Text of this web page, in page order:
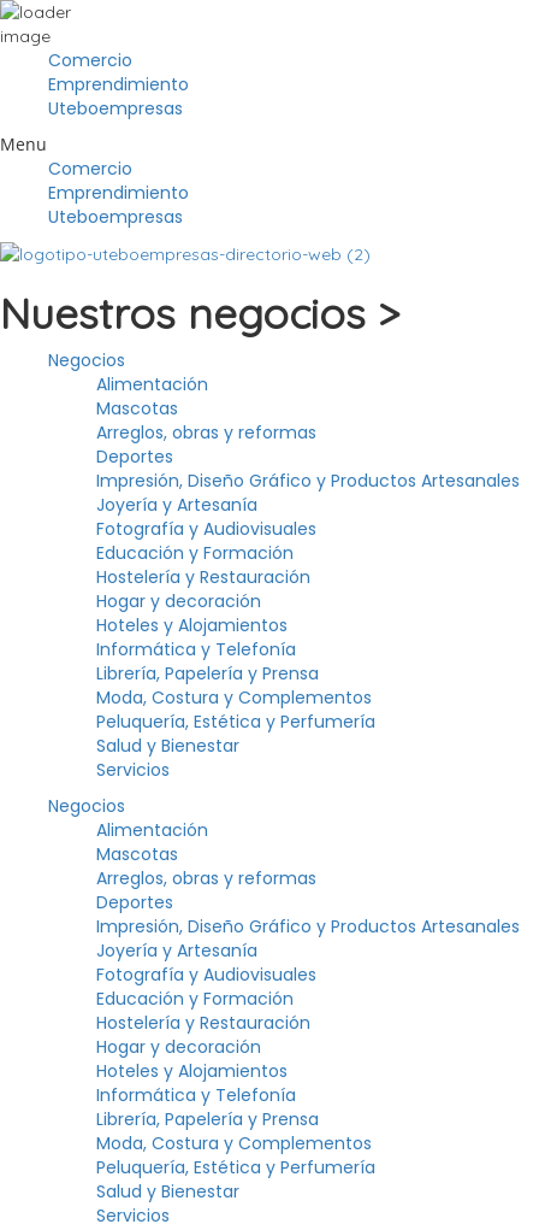
Comercio
Emprendimiento
Uteboempresas
Menu
Comercio
Emprendimiento
Uteboempresas
Nuestros negocios >
Negocios
Alimentación
Mascotas
Arreglos, obras y reformas
Deportes
Impresión, Diseño Gráfico y Productos Artesanales
Joyería y Artesanía
Fotografía y Audiovisuales
Educación y Formación
Hostelería y Restauración
Hogar y decoración
Hoteles y Alojamientos
Informática y Telefonía
Librería, Papelería y Prensa
Moda, Costura y Complementos
Peluquería, Estética y Perfumería
Salud y Bienestar
Servicios
Negocios
Alimentación
Mascotas
Arreglos, obras y reformas
Deportes
Impresión, Diseño Gráfico y Productos Artesanales
Joyería y Artesanía
Fotografía y Audiovisuales
Educación y Formación
Hostelería y Restauración
Hogar y decoración
Hoteles y Alojamientos
Informática y Telefonía
Librería, Papelería y Prensa
Moda, Costura y Complementos
Peluquería, Estética y Perfumería
Salud y Bienestar
Servicios